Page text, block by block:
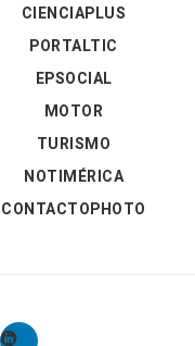
CIENCIAPLUS
PORTALTIC
EPSOCIAL
MOTOR
TURISMO
NOTIMÉRICA
CONTACTOPHOTO